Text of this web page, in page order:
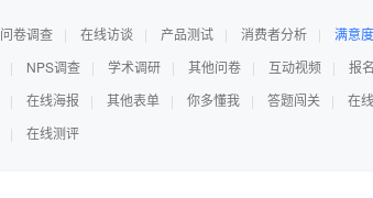
问卷调查 在线访谈 产品测试 消费者分析 满意
NPS调查 学术调研 其他问卷 互动视频 报
在线海报 其他表单 你多懂我 答题闯关 在
在线测评